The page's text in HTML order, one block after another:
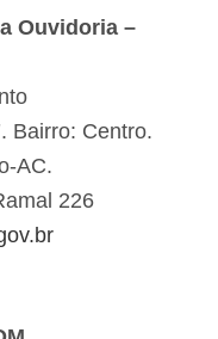
Ouvidoria –
Bairro: Centro.
AC.
226